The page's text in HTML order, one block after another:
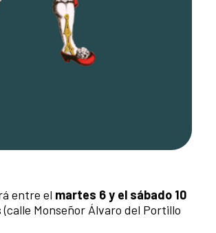
entre el martes 6 y el sábado 10
Monseñor Álvaro del Portillo